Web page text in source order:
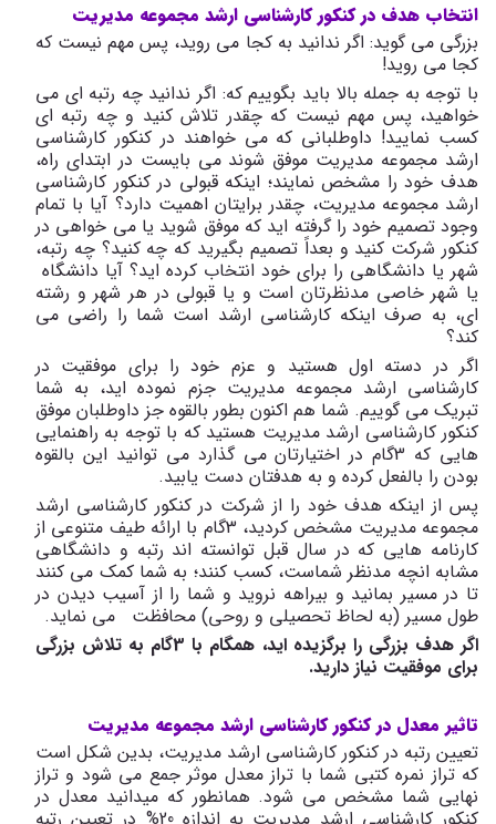
انتخاب هدف در کنکور کارشناسی ارشد مجموعه مدیریت
بزرگی می گوید: اگر ندانید به کجا می روید، پس مهم نیست که
کجا می روید!
با توجه به جمله بالا باید بگوییم که: اگر ندانید چه رتبه ای می
خواهید، پس مهم نیست که چقدر تلاش کنید و چه رتبه ای
کسب نمایید! داوطلبانی که می خواهند در کنکور کارشناسی
ارشد مجموعه مدیریت موفق شوند می بایست در ابتدای راه،
هدف خود را مشخص نمایند؛ اینکه قبولی در کنکور کارشناسی
ارشد مجموعه مدیریت، چقدر برایتان اهمیت دارد؟ آیا با تمام
وجود تصمیم خود را گرفته اید که موفق شوید یا می خواهی در
کنکور شرکت کنید و بعداً تصمیم بگیرید که چه کنید؟ چه رتبه،
شهر یا دانشگاهی را برای خود انتخاب کرده اید؟ آیا دانشگاه
یا شهر خاصی مدنظرتان است و یا قبولی در هر شهر و رشته
ای، به صرف اینکه کارشناسی ارشد است شما را راضی می
کند؟
اگر در دسته اول هستید و عزم خود را برای موفقیت در
کارشناسی ارشد مجموعه مدیریت جزم نموده اید، به شما
تبریک می گوییم. شما هم اکنون بطور بالقوه جز داوطلبان موفق
کنکور کارشناسی ارشد مدیریت هستید که با توجه به راهنمایی
هایی که 3گام در اختیارتان می گذارد می توانید این بالقوه
بودن را بالفعل کرده و به هدفتان دست یابید.
پس از اینکه هدف خود را از شرکت در کنکور کارشناسی ارشد
مجموعه مدیریت مشخص کردید، 3گام با ارائه طیف متنوعی از
کارنامه هایی که در سال قبل توانسته اند رتبه و دانشگاهی
مشابه انچه مدنظر شماست، کسب کنند؛ به شما کمک می کنند
تا در مسیر بمانید و بیراهه نروید و شما را از آسیب دیدن در
طول مسیر (به لحاظ تحصیلی و روحی) محافظت می نماید.
اگر هدف بزرگی را برگزیده اید، همگام با 3گام به تلاش بزرگی
برای موفقیت نیاز دارید.
تاثیر معدل در کنکور کارشناسی ارشد مجموعه مدیریت
تعیین رتبه در کنکور کارشناسی ارشد مدیریت، بدین شکل است
که تراز نمره کتبی شما با تراز معدل موثر جمع می شود و تراز
نهایی شما مشخص می شود. همانطور که می­دانید معدل در